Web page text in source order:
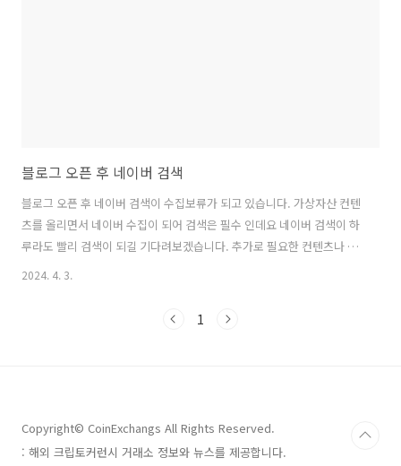
블로그 오픈 후 네이버 검색
블로그 오픈 후 네이버 검색이 수집보류가 되고 있습니다. 가상자산 컨텐
츠를 올리면서 네이버 수집이 되어 검색은 필수 인데요 네이버 검색이 하
루라도 빨리 검색이 되길 기다려보겠습니다. 추가로 필요한 컨텐츠나 다
루고 싶은 주제가 있으면 알려주시면 반영하겠습니다.
2024. 4. 3.
1
Copyright© CoinExchangs All Rights Reserved.
: 해외 크립토커런시 거래소 정보와 뉴스를 제공합니다.